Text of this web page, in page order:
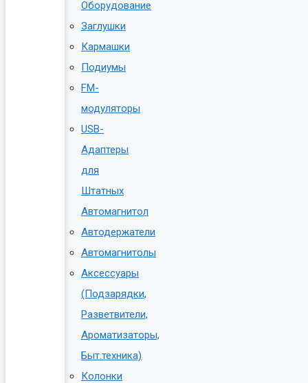
Оборудование
Заглушки
Кармашки
Подиумы
FM-
модуляторы
USB-
Адаптеры
для
Штатных
Автомагнитол
Автодержатели
Автомагнитолы
Аксессуары
(Подзарядки,
Разветвители,
Ароматизаторы,
Быт.техника)
Колонки